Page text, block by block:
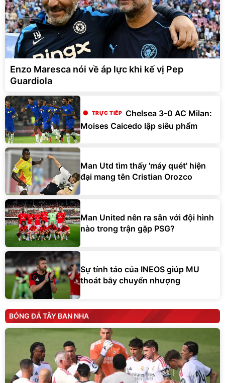
Enzo Maresca nói về áp lực khi kế vị Pep
Guardiola
Chelsea 3-0 AC Milan:
Moises Caicedo lập siêu phẩm
Man Utd tìm thấy 'máy quét' hiện
đại mang tên Cristian Orozco
Man United nên ra sân với đội hình
nào trong trận gặp PSG?
Sự tỉnh táo của INEOS giúp MU
thoát bẫy chuyển nhượng
BÓNG ĐÁ TÂY BAN NHA